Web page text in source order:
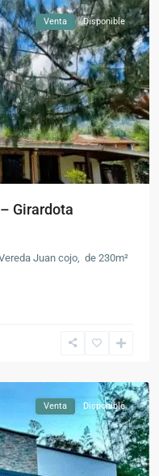
Venta Disponible
Girardota
Juan cojo, de 230m²
Venta Disponible